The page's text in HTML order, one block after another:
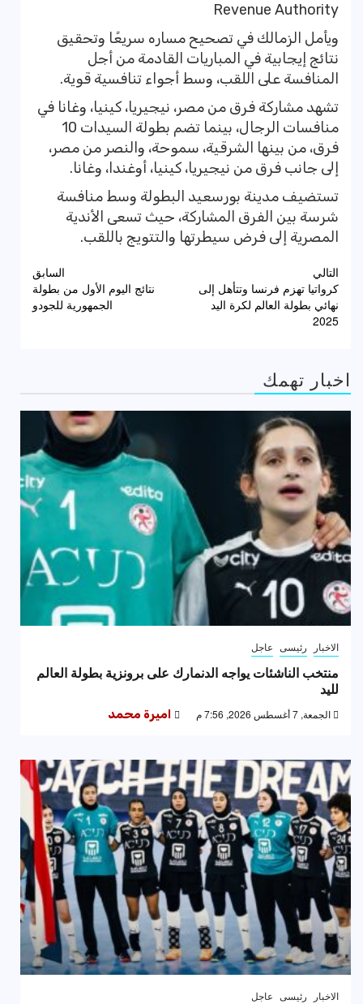
Revenue Authority
ويأمل الزمالك في تصحيح مساره سريعًا وتحقيق
نتائج إيجابية في المباريات القادمة من أجل
المنافسة على اللقب، وسط أجواء تنافسية قوية.
تشهد مشاركة فرق من مصر، نيجيريا، كينيا، وغانا في
منافسات الرجال، بينما تضم بطولة السيدات 10
فرق، من بينها الشرقية، سموحة، والنصر من مصر،
إلى جانب فرق من نيجيريا، كينيا، أوغندا، وغانا.
تستضيف مدينة بورسعيد البطولة وسط منافسة
شرسة بين الفرق المشاركة، حيث تسعى الأندية
المصرية إلى فرض سيطرتها والتتويج باللقب.
تصفّح
المقالات
السابق
نتائج اليوم الأول من بطولة
الجمهورية للجودو
التالي
كرواتيا تهزم فرنسا وتتأهل إلى
نهائي بطولة العالم لكرة اليد
2025
اخبار تهمك
الاخبار رئيسى عاجل
منتخب الناشئات يواجه الدنمارك على برونزية بطولة العالم
لليد
الجمعة, 7 أغسطس 2026, 7:56 م اميرة محمد
الاخبار رئيسى عاجل